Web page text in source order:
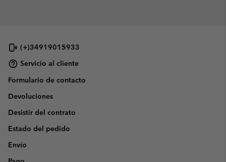
(+)34919015933
Servicio al cliente
Formulario de contacto
Devoluciones
Desistir del contrato
Estado del pedido
Envío